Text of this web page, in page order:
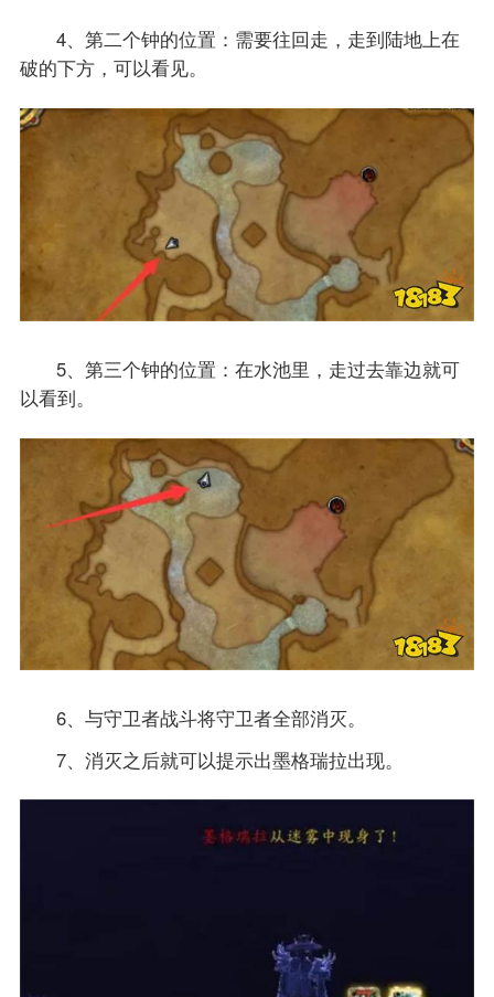
4、第二个钟的位置：需要往回走，走到陆地上在
破的下方，可以看见。
5、第三个钟的位置：在水池里，走过去靠边就可
以看到。
6、与守卫者战斗将守卫者全部消灭。
7、消灭之后就可以提示出墨格瑞拉出现。